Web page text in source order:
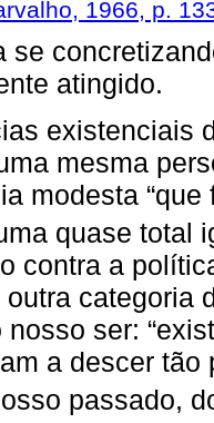
1966, p.
se
atingido.
existenciais
mesma
modesta
quase total
contra a
categoria
nosso ser:
a descer
passado,